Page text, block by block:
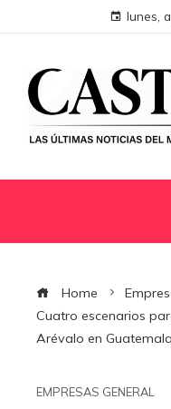
lunes,
Home
Cuatro escenarios
Arévalo en
EMPRESAS GENERAL